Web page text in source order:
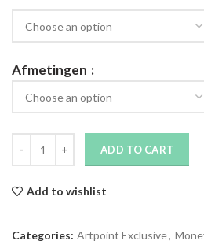
Afmetingen
ADD TO CART
Add to wishlist
Categories: Artpoint Exclusive,